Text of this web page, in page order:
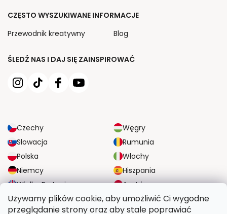
Używamy plików cookie, aby umożliwić Ci wygodne
przeglądanie strony oraz aby stale poprawiać
ŚLEDŹ NAS I DAJ SIĘ ZAINSPIROWAĆ
Czechy
Węgry
Słowacja
Rumunia
Polska
Włochy
Niemcy
Hiszpania
Wielka Brytania
Austria
CZĘSTO WYSZUKIWANE INFORMACJE
Przewodnik kreatywny
Blog